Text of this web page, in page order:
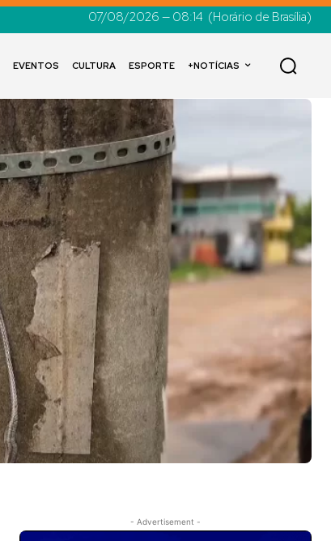
07/08/2026 — 08:14 (Horário de Brasília)
EVENTOS CULTURA ESPORTE +NOTÍCIAS
- Advertisement -